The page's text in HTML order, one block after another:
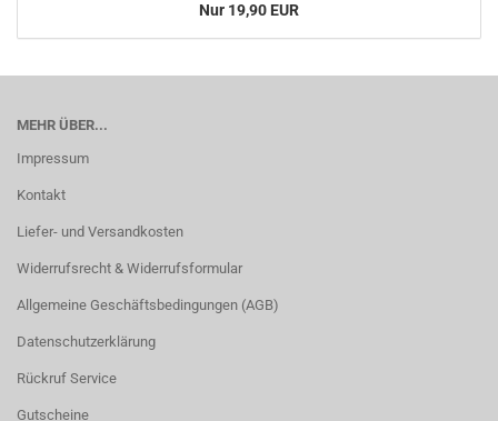
Nur 19,90 EUR
MEHR ÜBER...
Impressum
Kontakt
Liefer- und Versandkosten
Widerrufsrecht & Widerrufsformular
Allgemeine Geschäftsbedingungen (AGB)
Datenschutzerklärung
Rückruf Service
Gutscheine